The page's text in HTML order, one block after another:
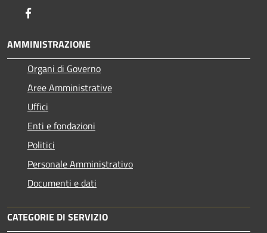
AMMINISTRAZIONE
Organi di Governo
Aree Amministrative
Uffici
Enti e fondazioni
Politici
Personale Amministrativo
Documenti e dati
CATEGORIE DI SERVIZIO